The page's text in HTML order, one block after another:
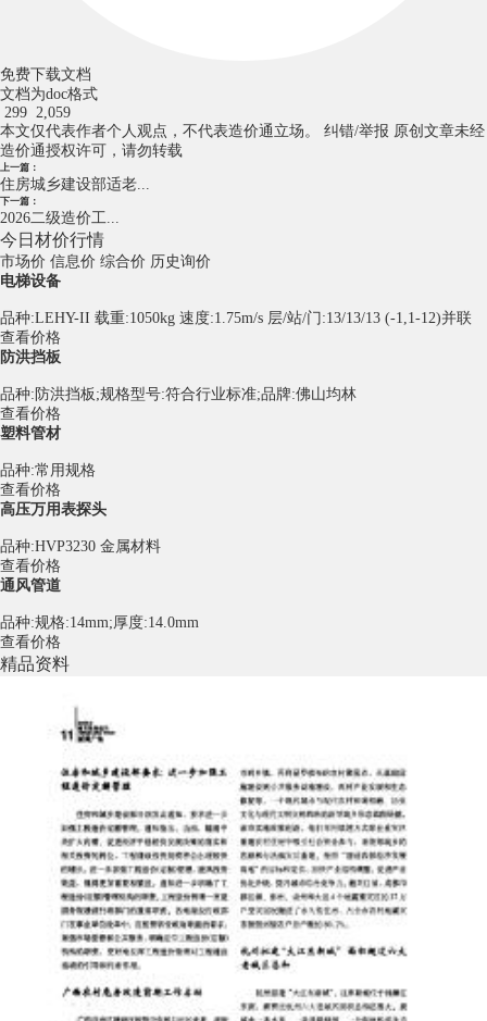
免费下载文档
文档为doc格式
299 2,059
本文仅代表作者个人观点，不代表造价通立场。 纠错/举报 原创文章未经
造价通授权许可，请勿转载
上一篇：
住房城乡建设部适老...
下一篇：
2026二级造价工...
今日材价行情
市场价 信息价 综合价 历史询价
电梯设备
品种:LEHY-II 载重:1050kg 速度:1.75m/s 层/站/门:13/13/13 (-1,1-12)并联
查看价格
防洪挡板
品种:防洪挡板;规格型号:符合行业标准;品牌:佛山均林
查看价格
塑料管材
品种:常用规格
查看价格
高压万用表探头
品种:HVP3230 金属材料
查看价格
通风管道
品种:规格:14mm;厚度:14.0mm
查看价格
精品资料